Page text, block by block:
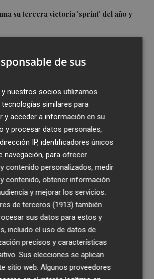
su tercera victoria 'sprint' del año y
I
humana de cariño y reivindicación se
en las playas por el Mar Menor
toda la actualidad de
en tu correo
Quiero suscribirme
de sus
nuestros socios utilizamos
similares para
y acceder a información en su
y procesar datos personales,
IP, identificadores únicos
navegación, para ofrecer
contenido personalizados, medir
contenido, obtener información
y mejorar los servicios.
de terceros (1913) también
sus datos para estos y
incluido el uso de datos de
precisos y características
Sus elecciones se aplican
sitio web. Algunos proveedores